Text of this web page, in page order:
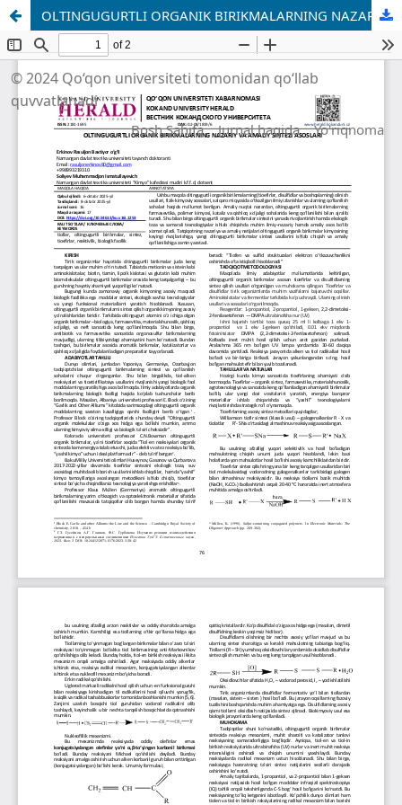
OLTINGUGURTLI ORGANIK BIRIKMALARNING NAZARIY VA AMALIY SINTEZI ASOSLARI
© 2024 Qo‘qon universiteti tomonidan qo‘llab
quvvatlanadi
Bosh Sahifa Jurnal haqida Yo'riqnoma